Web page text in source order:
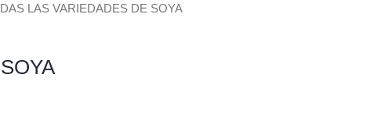
LAS VARIEDADES DE SOYA